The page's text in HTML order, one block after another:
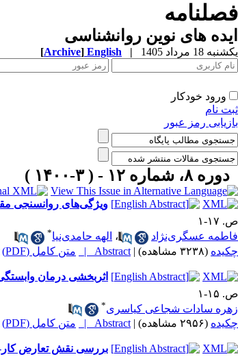
فصلنامه
ایده های نوین روانشناسی
یکشنبه 18 مرداد 1405 |
English
[Archive]
ورود خودکار
ثبت نام
بازیابی رمز عبور
دوره ۸، شماره ۱۲ - ( ۳-۱۴۰۰ )
ویژگی‌های روانسنجی
ص. ۱۷-۱
فاطمه عسگری‌نژاد
، الهه حامدی‌نیا*
چکیده (۳۲۳۸ مشاهده) |
Abstract | متن کامل (PDF)
اثربخشی درمان
ص. ۱۵-۱
زهره سادات شجاعی کیاسری*
چکیده (۲۹۵۶ مشاهده) |
Abstract | متن کامل (PDF)
بررسی نقش تعارض کار-